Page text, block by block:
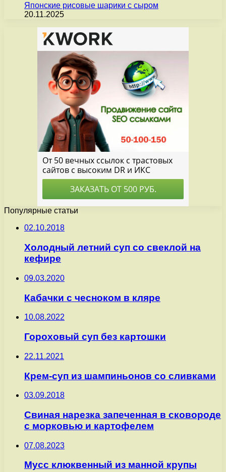
Японские рисовые шарики с сыром
20.11.2025
Популярные статьи
02.10.2018
Холодный летний суп со свеклой на
кефире
09.03.2020
Кабачки с чесноком в кляре
10.08.2022
Гороховый суп без картошки
22.11.2021
Крем-суп из шампиньонов со сливками
03.09.2018
Cвиная нарезка запеченная в сковороде
с морковью и картофелем
07.08.2023
Мусс клюквенный из манной крупы